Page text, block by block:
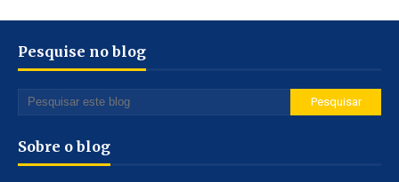
Pesquise no blog
Sobre o blog